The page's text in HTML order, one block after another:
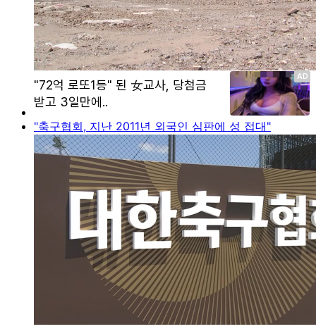
"축구협회, 지난 2011년 외국인 심판에 성 접대"